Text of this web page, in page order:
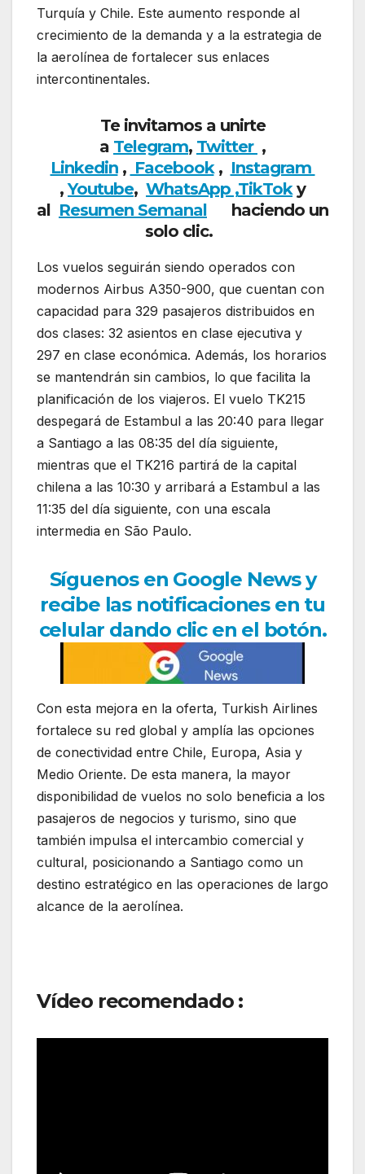
Turquía y Chile. Este aumento responde al
crecimiento de la demanda y a la estrategia de
la aerolínea de fortalecer sus enlaces
intercontinentales.
Te invitamos a unirte
a Telegram, Twitter ,
Linkedin, Facebook, Instagram
,Youtube, WhatsApp ,TikToky
al Resumen Semanal haciendo un
solo clic.
Los vuelos seguirán siendo operados con
modernos Airbus A350-900, que cuentan con
capacidad para 329 pasajeros distribuidos en
dos clases: 32 asientos en clase ejecutiva y
297 en clase económica. Además, los horarios
se mantendrán sin cambios, lo que facilita la
planificación de los viajeros. El vuelo TK215
despegará de Estambul a las 20:40 para llegar
a Santiago a las 08:35 del día siguiente,
mientras que el TK216 partirá de la capital
chilena a las 10:30 y arribará a Estambul a las
11:35 del día siguiente, con una escala
intermedia en São Paulo.
Síguenos en Google News y
recibe las notificaciones en tu
celular dando clic en el botón.
Con esta mejora en la oferta, Turkish Airlines
fortalece su red global y amplía las opciones
de conectividad entre Chile, Europa, Asia y
Medio Oriente. De esta manera, la mayor
disponibilidad de vuelos no solo beneficia a los
pasajeros de negocios y turismo, sino que
también impulsa el intercambio comercial y
cultural, posicionando a Santiago como un
destino estratégico en las operaciones de largo
alcance de la aerolínea.
Vídeo recomendado :